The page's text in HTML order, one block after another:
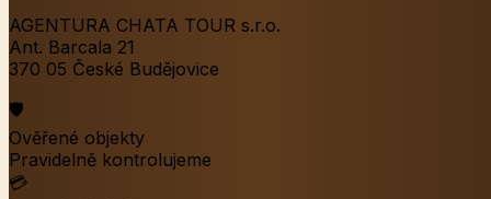
AGENTURA CHATA TOUR s.r.o.
Ant. Barcala 21
370 05 České Budějovice
🛡️
Ověřené objekty
Pravidelně kontrolujeme
💳